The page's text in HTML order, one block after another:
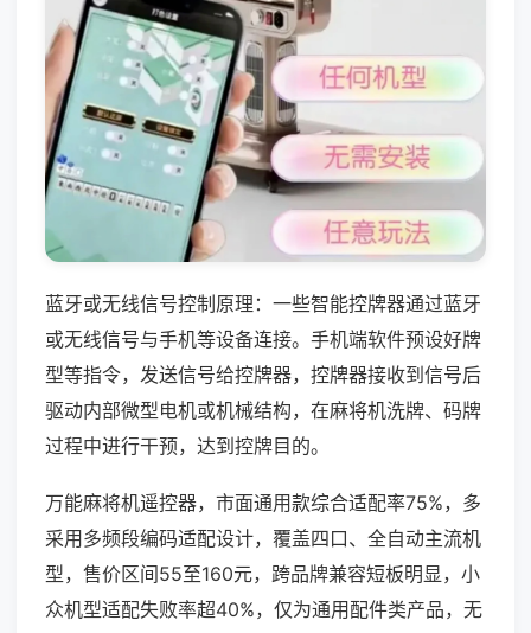
蓝牙或无线信号控制原理：一些智能控牌器通过蓝牙
或无线信号与手机等设备连接。手机端软件预设好牌
型等指令，发送信号给控牌器，控牌器接收到信号后
驱动内部微型电机或机械结构，在麻将机洗牌、码牌
过程中进行干预，达到控牌目的。
万能麻将机遥控器，市面通用款综合适配率75%，多
采用多频段编码适配设计，覆盖四口、全自动主流机
型，售价区间55至160元，跨品牌兼容短板明显，小
众机型适配失败率超40%，仅为通用配件类产品，无